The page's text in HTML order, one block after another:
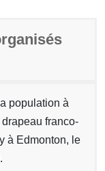
population à
franco-
à Edmonton, le